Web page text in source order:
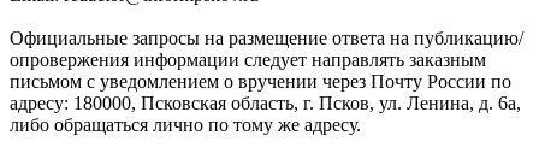
Официальные запросы на размещение ответа на публикацию/
опровержения информации следует направлять заказным
письмом с уведомлением о вручении через Почту России по
адресу: 180000, Псковская область, г. Псков, ул. Ленина, д. 6а,
либо обращаться лично по тому же адресу.